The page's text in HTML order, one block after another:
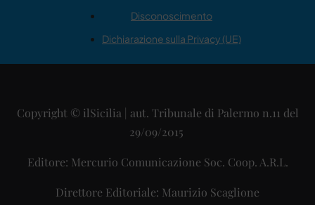
Disconoscimento
Dichiarazione sulla Privacy (UE)
Copyright © ilSicilia | aut. Tribunale di Palermo n.11 del
29/09/2015
Editore: Mercurio Comunicazione Soc. Coop. A.R.L.
Direttore Editoriale: Maurizio Scaglione